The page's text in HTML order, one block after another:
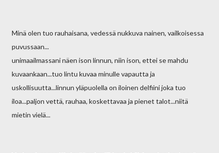
Minä olen tuo rauhaisana, vedessä nukkuva nainen, vailkoisessa
puvussaan...
unimaailmassani näen ison linnun, niin ison, ettei se mahdu
kuvaankaan...tuo lintu kuvaa minulle vapautta ja
uskollisuutta...linnun yläpuolella on iloinen delfiini joka tuo
iloa...paljon vettä, rauhaa, koskettavaa ja pienet talot...niitä
mietin vielä...